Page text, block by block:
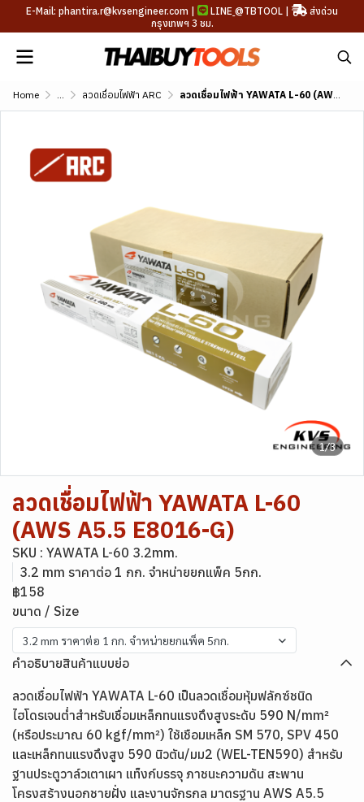
E-Mail: phantira.r@kvsengineer.com | LINE @TBTOOL |
ส่งด่วน
กรุงเทพฯ 3 ชม.
Home ... ลวดเชื่อมไฟฟ้า ARC ลวดเชื่อมไฟฟ้า YAWATA L-60 (AWS A5.5 E8016-G)
1/3
ลวดเชื่อมไฟฟ้า YAWATA L-60
(AWS A5.5 E8016-G)
SKU : YAWATA L-60 3.2mm.
3.2 mm ราคาต่อ 1 กก. จำหน่ายยกแพ็ค 5กก.
฿158
ขนาด / Size
3.2 mm ราคาต่อ 1 กก. จำหน่ายยกแพ็ค 5กก.
คำอธิบายสินค้าแบบย่อ
ลวดเชื่อมไฟฟ้า YAWATA L-60 เป็นลวดเชื่อมหุ้มฟลักซ์ชนิด
ไฮโดรเจนต่ำสำหรับเชื่อมเหล็กทนแรงดึงสูงระดับ 590 N/mm²
(หรือประมาณ 60 kgf/mm²) ใช้เชือมเหล็ก SM 570, SPV 450
และเหล็กทนแรงดึงสูง 590 นิวตัน/มม2 (WEL-TEN590) สำหรับ
ฐานประตูวาล์วเตาเผา แท็งก์บรรจุ ภาชนะความดัน สะพาน
โครงสร้างนอกชายฝั่ง และงานจักรกล มาตรฐาน AWS A5.5